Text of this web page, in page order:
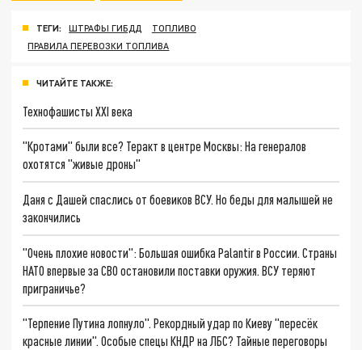
ТЕГИ: ШТРАФЫ ГИБДД
ТОПЛИВО
ПРАВИЛА ПЕРЕВОЗКИ ТОПЛИВА
ЧИТАЙТЕ ТАКЖЕ:
Технофашисты XXI века
"Кротами" были все? Теракт в центре Москвы: На генералов
охотятся "живые дроны"
Даня с Дашей спаслись от боевиков ВСУ. Но беды для малышей не
закончились
"Очень плохие новости": Большая ошибка Palantir в России. Страны
НАТО впервые за СВО остановили поставки оружия. ВСУ теряют
приграничье?
"Терпение Путина лопнуло". Рекордный удар по Киеву "пересёк
красные линии". Особые спецы КНДР на ЛБС? Тайные переговоры